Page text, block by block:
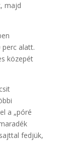
majd
alatt.
közepét
a „póré
fedjük,